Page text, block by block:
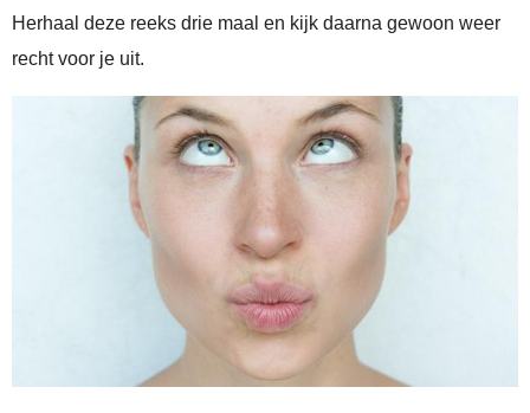
Herhaal deze reeks drie maal en kijk daarna gewoon weer
recht voor je uit.